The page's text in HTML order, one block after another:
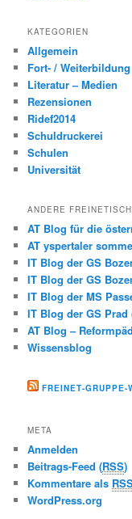
KATEGORIEN
Allgemein
Fort- / Weiterbildung
Literatur – Medien
Rezensionen
Ridef2014
Schuldruckerei
Schulen
Universität
ANDERE
AT Blog für die
AT yspertaler
IT Blog der GS
IT Blog der GS
IT Blog der MS
IT Blog der GS Prad
AT Blog –
Wissensblog
FREINET-GRUPPE-
META
Anmelden
Beitrags-Feed (RSS)
Kommentare als
WordPress.org